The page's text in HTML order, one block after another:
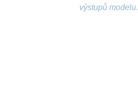
výstupů modelu.